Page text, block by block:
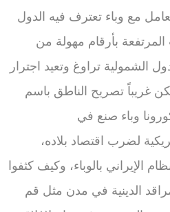
مع وباء تعترف فيه الدول
بأرقام مهولة من
الشمولية تراوغ وتعيد اجترار
غريباً تصريح الناطق باسم
وباء صنع في
لضرب اقتصاد بلاده،
الإيراني بالوباء، وكيف كثفوا
الدينية في مدن مثل قم